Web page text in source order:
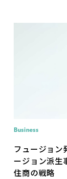
Business
フュージョン
ージョン派生
住商の戦略